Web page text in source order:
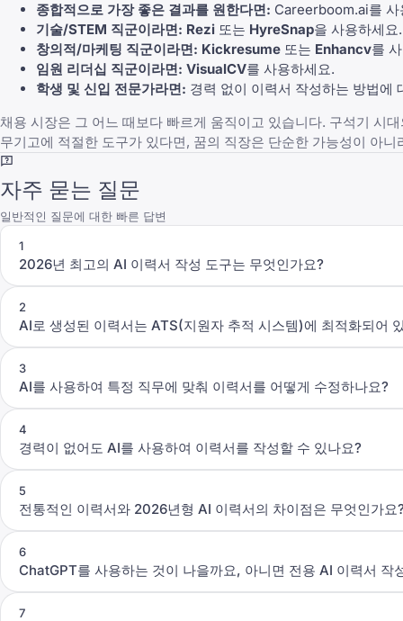
종합적으로 가장 좋은 결과를 원한다면: Careerboom.ai를
기술/STEM 직군이라면: Rezi 또는 HyreSnap을 사용하세요.
창의적/마케팅 직군이라면: Kickresume 또는 Enhancv를
임원 리더십 직군이라면: VisualCV를 사용하세요.
학생 및 신입 전문가라면: 경력 없이 이력서 작성하는 방법에
채용 시장은 그 어느 때보다 빠르게 움직이고 있습니다. 구석기 시
무기고에 적절한 도구가 있다면, 꿈의 직장은 단순한 가능성이 아니
자주 묻는 질문
일반적인 질문에 대한 빠른 답변
1
2026년 최고의 AI 이력서 작성 도구는 무엇인가요?
2
AI로 생성된 이력서는 ATS(지원자 추적 시스템)에 최적화되어
3
AI를 사용하여 특정 직무에 맞춰 이력서를 어떻게 수정하나요?
4
경력이 없어도 AI를 사용하여 이력서를 작성할 수 있나요?
5
전통적인 이력서와 2026년형 AI 이력서의 차이점은 무엇인가요
6
ChatGPT를 사용하는 것이 나을까요, 아니면 전용 AI 이력서 작
7